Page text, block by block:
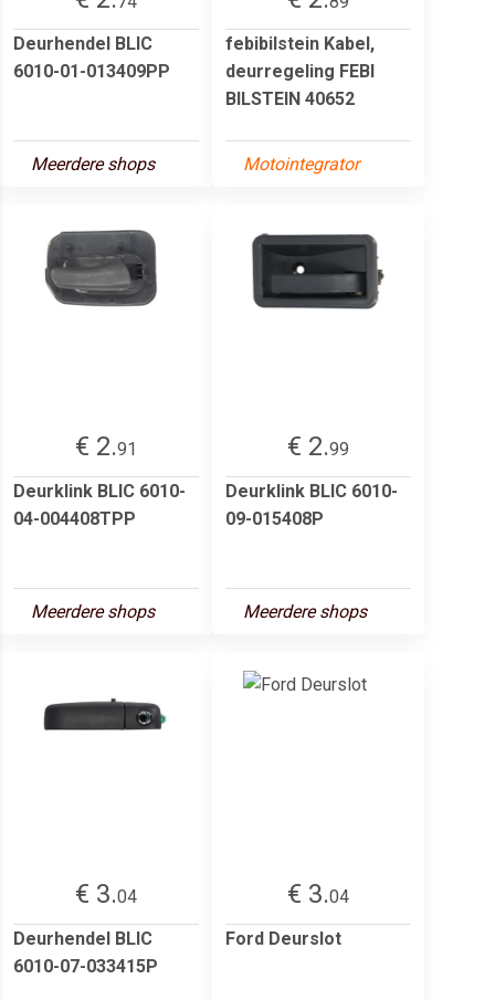
Deurhendel BLIC
6010-01-013409PP
Meerdere shops
febibilstein Kabel,
deurregeling FEBI
BILSTEIN 40652
Motointegrator
€ 2.91
Deurklink BLIC 6010-
04-004408TPP
Meerdere shops
€ 2.99
Deurklink BLIC 6010-
09-015408P
Meerdere shops
€ 3.04
Deurhendel BLIC
6010-07-033415P
€ 3.04
Ford Deurslot